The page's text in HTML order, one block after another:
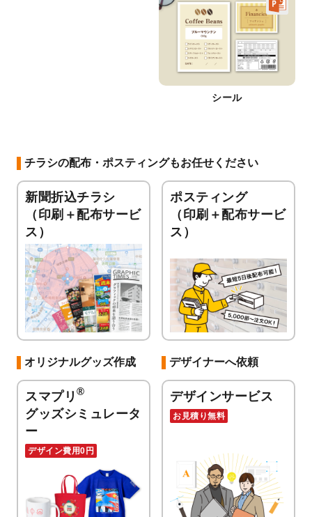
シール
チラシの配布・ポスティングもお任せください
新聞折込チラシ
（印刷＋配布サービ
ス）
ポスティング
（印刷＋配布サービ
ス）
オリジナルグッズ作成
スマプリ ®
グッズシミュレータ
ー
デザイン費用0円
デザイナーへ依頼
デザインサービス
お見積り無料